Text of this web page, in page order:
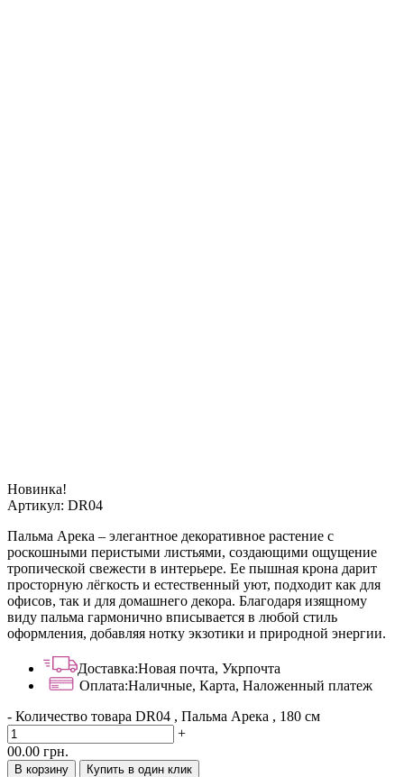
Новинка!
Артикул: DR04
Пальма Арека – элегантное декоративное растение с
роскошными перистыми листьями, создающими ощущение
тропической свежести в интерьере. Ее пышная крона дарит
просторную лёгкость и естественный уют, подходит как для
офисов, так и для домашнего декора. Благодаря изящному
виду пальма гармонично вписывается в любой стиль
оформления, добавляя нотку экзотики и природной энергии.
Доставка:Новая почта, Укрпочта
Оплата:Наличные, Карта, Наложенный платеж
- Количество товара DR04 , Пальма Арека , 180 см
+
00.00 грн.
В корзину Купить в один клик